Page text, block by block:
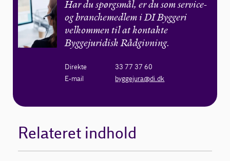
Har du spørgsmål, er du som service-
og branchemedlem i DI Byggeri
velkommen til at kontakte
Byggejuridisk Rådgivning.
Direkte
33 77 37 60
E-mail
byggejura@di.dk
Relateret indhold